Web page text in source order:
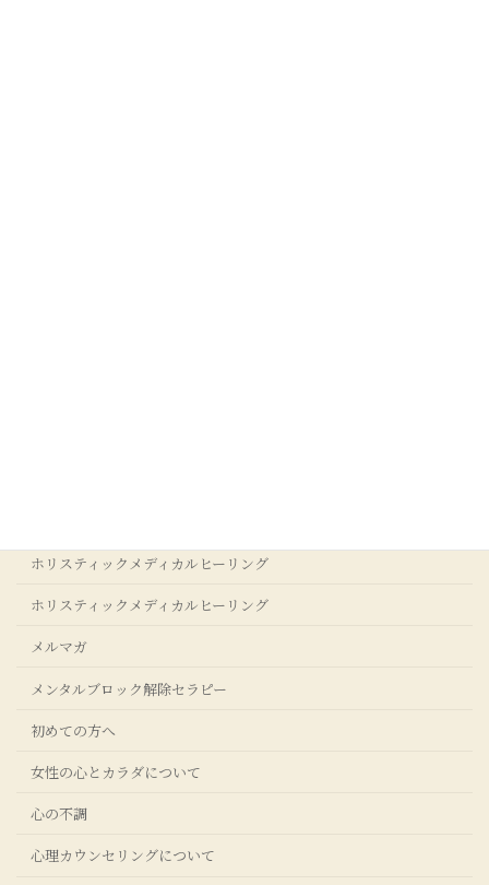
ホリスティックメディカルヒーリング
ホリスティックメディカルヒーリング
メルマガ
メンタルブロック解除セラピー
初めての方へ
女性の心とカラダについて
心の不調
心理カウンセリングについて